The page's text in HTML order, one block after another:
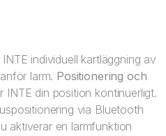
individuell kartläggning av
larm. Positionering och
INTE din position kontinuerligt.
via Bluetooth
aktiverar en larmfunktion